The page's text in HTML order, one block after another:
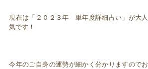
現在は「２０２３年 単年度詳細占い」が大人
気です！
今年のご自身の運勢が細かく分かりますのでお